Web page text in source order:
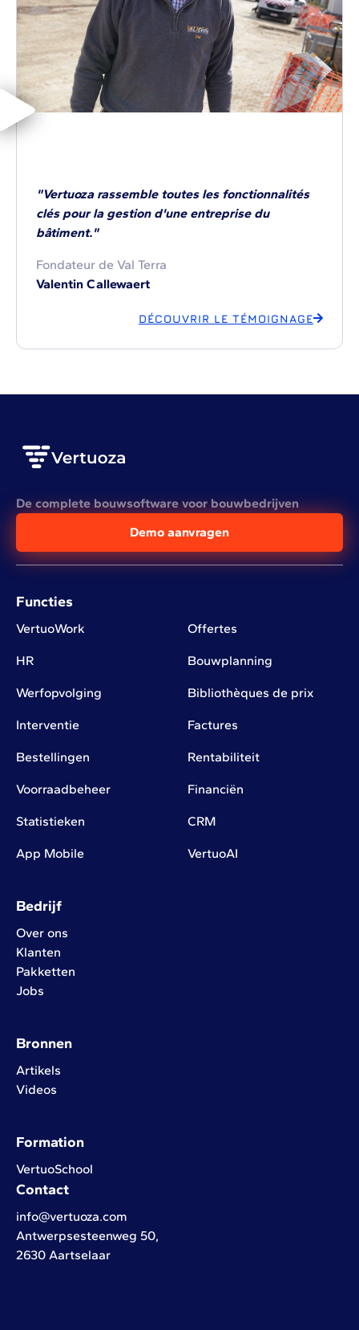
"Vertuoza rassemble toutes les fonctionnalités
clés pour la gestion d'une entreprise du
bâtiment."
Fondateur de Val Terra
Valentin Callewaert
DÉCOUVRIR LE TÉMOIGNAGE
De complete bouwsoftware voor bouwbedrijven
Demo aanvragen
Functies
VertuoWork Offertes
HR Bouwplanning
Werfopvolging Bibliothèques de prix
Interventie Factures
Bestellingen Rentabiliteit
Voorraadbeheer Financiën
Statistieken CRM
App Mobile VertuoAI
Bedrijf
Over ons
Klanten
Pakketten
Jobs
Bronnen
Artikels
Videos
Formation
VertuoSchool
Contact
info@vertuoza.com
Antwerpsesteenweg 50,
2630 Aartselaar